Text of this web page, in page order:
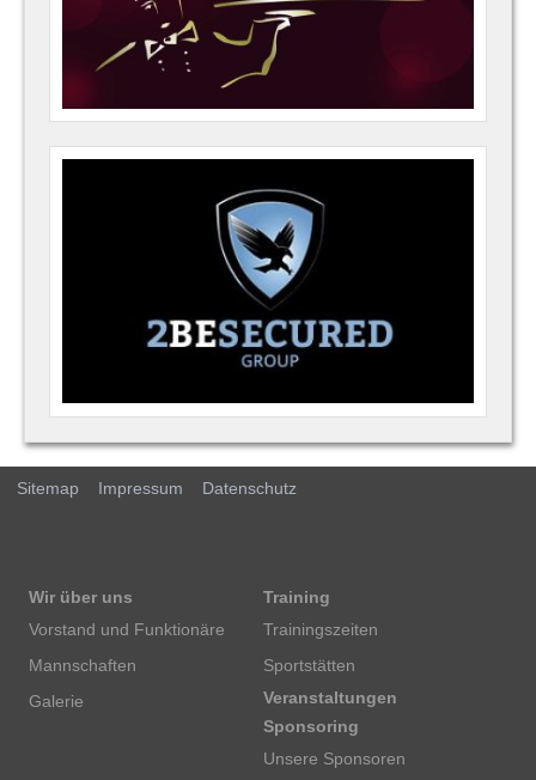
Sitemap Impressum Datenschutz
Wir über uns
Vorstand und Funktionäre
Mannschaften
Galerie
Training
Trainingszeiten
Sportstätten
Veranstaltungen
Sponsoring
Unsere Sponsoren